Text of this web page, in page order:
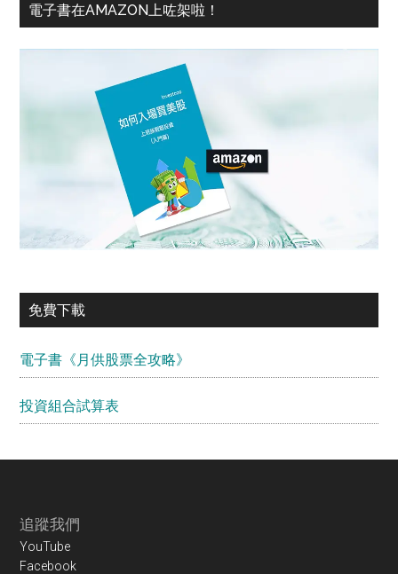
電子書在AMAZON上咗架啦！
免費下載
電子書《月供股票全攻略》
投資組合試算表
Footer
追蹤我們
YouTube
Facebook